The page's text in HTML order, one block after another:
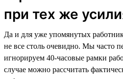
при тех же
Да и для уже упомянутых
не все столь очевидно. Мы часто
игнорируем 40-часовые рамки
случае можно рассчитать